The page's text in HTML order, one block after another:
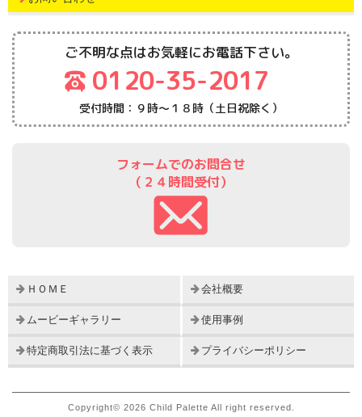
ご不明な点はお気軽にお電話下さい。
0120-35-2017
受付時間：９時～１８時（土日祝除く）
フォームでのお問合せ
（２４時間受付）
ＨＯＭＥ 会社概要
ムービーギャラリー 使用事例
特定商取引法に基づく表示 プライバシーポリシー
Copyright© 2026 Child Palette All right reserved.